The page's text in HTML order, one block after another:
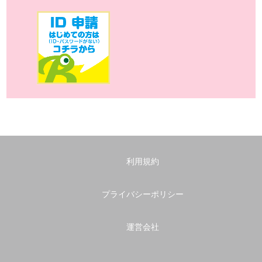
利用規約
プライバシーポリシー
運営会社